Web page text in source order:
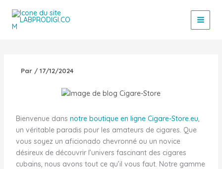
contenu
Par / 17/12/2024
Bienvenue dans notre boutique en ligne Cigare-Store.eu,
un véritable paradis pour les amateurs de cigares. Que
vous soyez un aficionado chevronné ou un novice
désireux de découvrir l’univers fascinant des cigares
cubains, nous avons tout ce qu’il vous faut. Notre gamme